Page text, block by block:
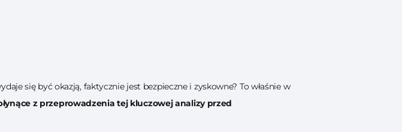
się być okazją, faktycznie jest bezpieczne i zyskowne? To właśnie w
z przeprowadzenia tej kluczowej analizy przed